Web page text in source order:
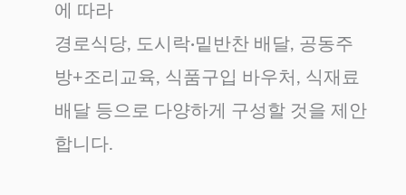
에 따라
경로식당, 도시락·밑반찬 배달, 공동주
방+조리교육, 식품구입 바우처, 식재료
배달 등으로 다양하게 구성할 것을 제안
합니다.